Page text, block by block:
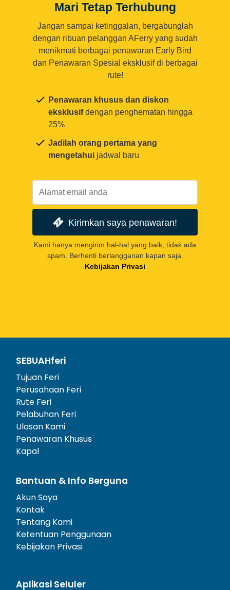
Mari Tetap Terhubung
Jangan sampai ketinggalan, bergabunglah
dengan ribuan pelanggan AFerry yang sudah
menikmati berbagai penawaran Early Bird
dan Penawaran Spesial eksklusif di berbagai
rute!
Penawaran khusus dan diskon
eksklusifdengan penghematan hingga
25%
Jadilah orang pertama yang
mengetahui jadwal baru
Kirimkan saya penawaran!
Kami hanya mengirim hal-hal yang baik, tidak ada
spam. Berhenti berlangganan kapan saja.
Kebijakan Privasi
SEBUAHferi
Tujuan Feri
Perusahaan Feri
Rute Feri
Pelabuhan Feri
Ulasan Kami
Penawaran Khusus
Kapal
Bantuan & Info Berguna
Akun Saya
Kontak
Tentang Kami
Ketentuan Penggunaan
Kebijakan Privasi
Aplikasi Seluler